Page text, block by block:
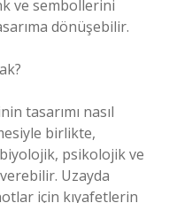
ve sembollerini
dönüşebilir.
tasarımı nasıl
birlikte,
psikolojik ve
Uzayda
için kıyafetlerin